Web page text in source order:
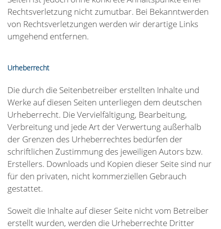
Rechtsverletzung nicht zumutbar. Bei Bekanntwerden
von Rechtsverletzungen werden wir derartige Links
umgehend entfernen.
Urheberrecht
Die durch die Seitenbetreiber erstellten Inhalte und
Werke auf diesen Seiten unterliegen dem deutschen
Urheberrecht. Die Vervielfältigung, Bearbeitung,
Verbreitung und jede Art der Verwertung außerhalb
der Grenzen des Urheberrechtes bedürfen der
schriftlichen Zustimmung des jeweiligen Autors bzw.
Erstellers. Downloads und Kopien dieser Seite sind nur
für den privaten, nicht kommerziellen Gebrauch
gestattet.
Soweit die Inhalte auf dieser Seite nicht vom Betreiber
erstellt wurden, werden die Urheberrechte Dritter